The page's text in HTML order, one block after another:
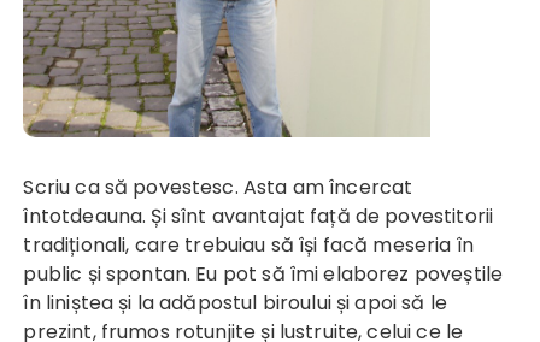
Scriu ca să povestesc. Asta am încercat
întotdeauna. Și sînt avantajat față de povestitorii
tradiționali, care trebuiau să își facă meseria în
public și spontan. Eu pot să îmi elaborez poveștile
în liniștea și la adăpostul biroului și apoi să le
prezint, frumos rotunjite și lustruite, celui ce le